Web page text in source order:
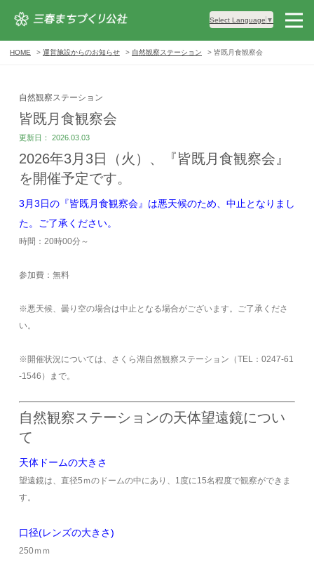
Select Language ▼
HOME 運営施設からのお知らせ 自然観察ステーション 皆既月食観察会
自然観察ステーション
皆既月食観察会
更新日： 2026.03.03
2026年3月3日（火）、『皆既月食観察会』
を開催予定です。
3月3日の『皆既月食観察会』は悪天候のため、中止となりまし
た。ご了承ください。
時間：20時00分～
参加費：無料
※悪天候、曇り空の場合は中止となる場合がございます。ご了承くださ
い。
※開催状況については、さくら湖自然観察ステーション（TEL：0247-61
-1546）まで。
自然観察ステーションの天体望遠鏡につい
て
天体ドームの大きさ
望遠鏡は、直径5ｍのドームの中にあり、1度に15名程度で観察ができま
す。
口径(レンズの大きさ)
250ｍｍ